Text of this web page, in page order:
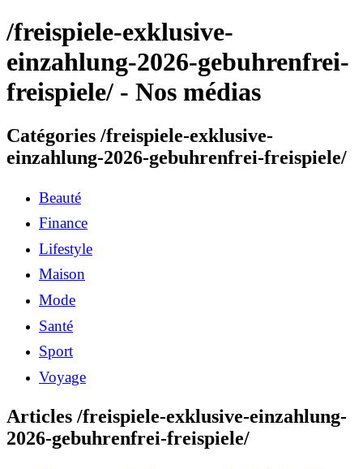
/freispiele-exklusive-
einzahlung-2026-gebuhrenfrei-
freispiele/ - Nos médias
Catégories /freispiele-exklusive-
einzahlung-2026-gebuhrenfrei-freispiele/
Beauté
Finance
Lifestyle
Maison
Mode
Santé
Sport
Voyage
Articles /freispiele-exklusive-einzahlung-
2026-gebuhrenfrei-freispiele/